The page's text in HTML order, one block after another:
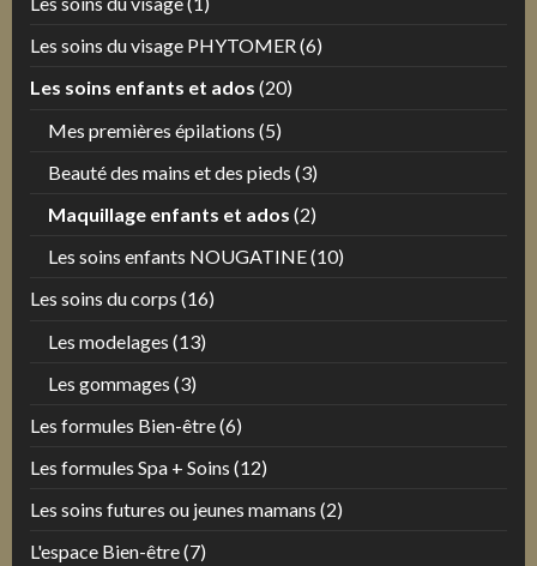
Les soins du visage PHYTOMER(6)
Les soins enfants et ados (20)
Mes premières épilations (5)
Beauté des mains et des pieds (3)
Maquillage enfants et ados (2)
Les soins enfants NOUGATINE(10)
Les soins du corps (16)
Les modelages (13)
Les gommages (3)
Les formules Bien-être(6)
Les formules Spa + Soins (12)
Les soins futures ou jeunes mamans (2)
L'espace Bien-être(7)